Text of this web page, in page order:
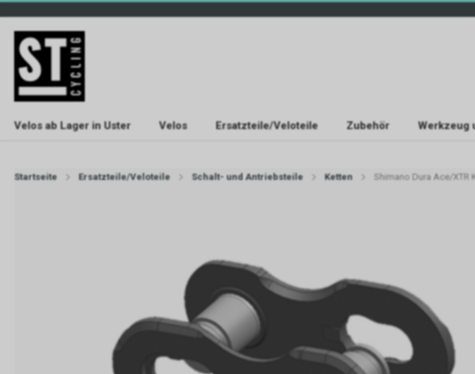
Velos ab Lager in Uster Velos Ersatzteile/Veloteile Zubehör Werkzeug
Startseite Ersatzteile/Veloteile Schalt- und Antriebsteile Ketten Shimano Dura Ace/XTR